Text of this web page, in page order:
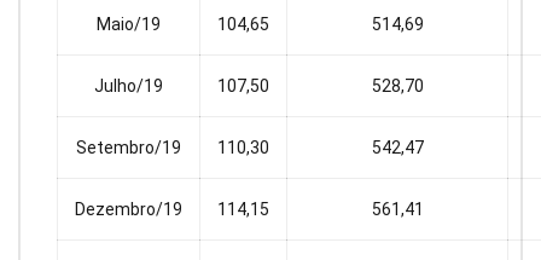
Maio/19 104,65 514,69
Julho/19 107,50 528,70
Setembro/19 110,30 542,47
Dezembro/19 114,15 561,41